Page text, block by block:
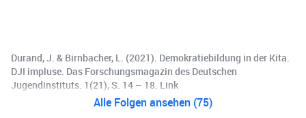
Durand, J. & Birnbacher, L. (2021). Demokratiebildung in der Kita.
DJI impluse. Das Forschungsmagazin des Deutschen
Jugendinstituts. 1(21), S. 14 – 18. Link
Alle Folgen ansehen (75)